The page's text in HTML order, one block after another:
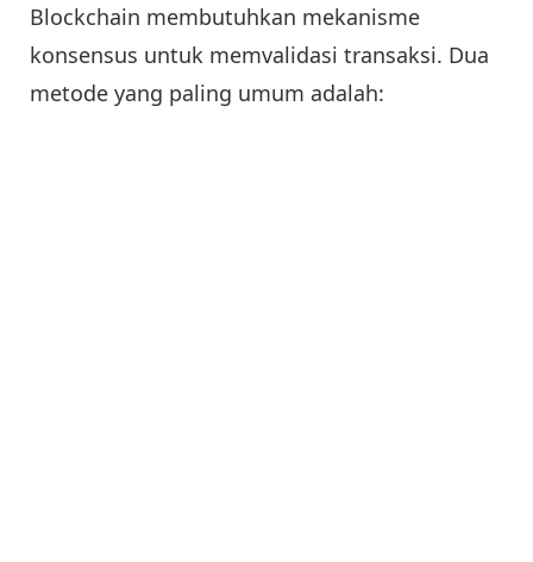
Blockchain membutuhkan mekanisme
konsensus untuk memvalidasi transaksi. Dua
metode yang paling umum adalah: